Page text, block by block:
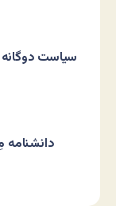
سیاست دوگانه